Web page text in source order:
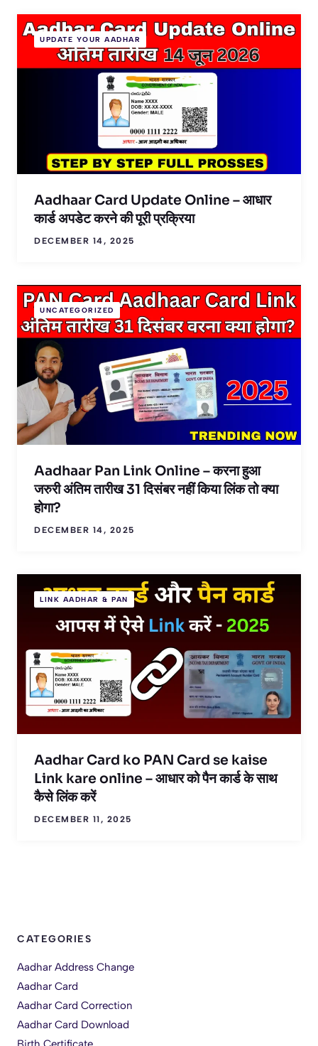
UPDATE YOUR AADHAR
Aadhaar Card Update Online – आधार
कार्ड अपडेट करने की पूरी प्रक्रिया
DECEMBER 14, 2025
UNCATEGORIZED
Aadhaar Pan Link Online – करना हुआ
जरुरी अंतिम तारीख 31 दिसंबर नहीं किया लिंक तो क्या
होगा?
DECEMBER 14, 2025
LINK AADHAR & PAN
Aadhar Card ko PAN Card se kaise
Link kare online – आधार को पैन कार्ड के साथ
कैसे लिंक करें
DECEMBER 11, 2025
CATEGORIES
Aadhar Address Change
Aadhar Card
Aadhar Card Correction
Aadhar Card Download